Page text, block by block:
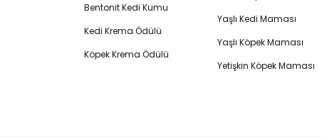
Bentonit Kedi Kumu
Kedi Krema Ödülü
Köpek Krema Ödülü
Yaşlı Kedi Maması
Yaşlı Köpek Maması
Yetişkin Köpek Maması